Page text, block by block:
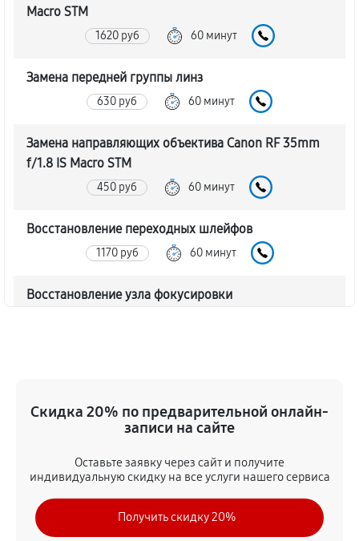
Macro STM
1620 руб 60 минут
Замена передней группы линз
630 руб 60 минут
Замена направляющих объектива Canon RF 35mm
f/1.8 IS Macro STM
450 руб 60 минут
Восстановление переходных шлейфов
1170 руб 60 минут
Восстановление узла фокусировки
720 руб
1350 руб 60 минут
Чистка от пыли объектива Canon RF 35mm f/1.8 IS
Macro STM
Скидка 20% по предварительной онлайн-
записи на сайте
Оставьте заявку через сайт и получите
индивидуальную скидку на все услуги нашего сервиса
Получить скидку 20%